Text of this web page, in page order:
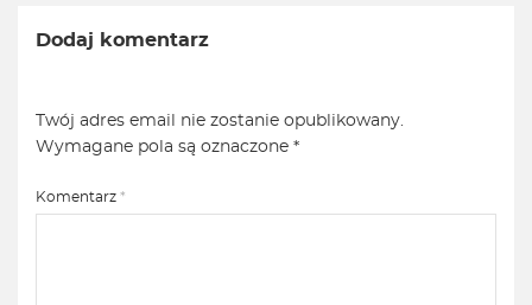
Dodaj komentarz
Twój adres email nie zostanie opublikowany.
Wymagane pola są oznaczone *
Komentarz *